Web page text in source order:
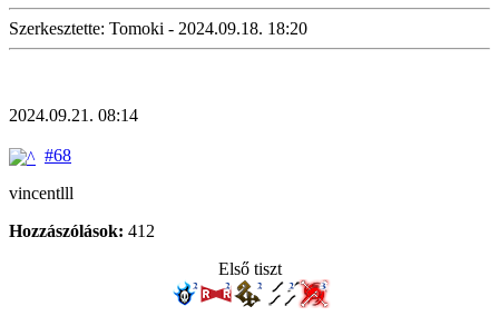
Szerkesztette: Tomoki - 2024.09.18. 18:20
2024.09.21. 08:14
#68
vincentlll
Hozzászólások: 412
Első tiszt